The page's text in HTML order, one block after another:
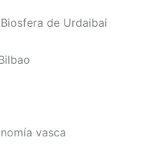
de Urdaibai
vasca